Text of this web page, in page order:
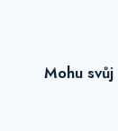
Mohu